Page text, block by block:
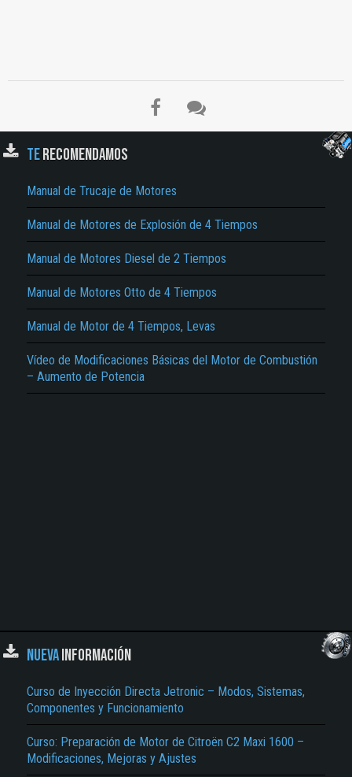
TERECOMENDAMOS
Manual de Trucaje de Motores
Manual de Motores de Explosión de 4 Tiempos
Manual de Motores Diesel de 2 Tiempos
Manual de Motores Otto de 4 Tiempos
Manual de Motor de 4 Tiempos, Levas
Vídeo de Modificaciones Básicas del Motor de Combustión
– Aumento de Potencia
NUEVAINFORMACIÓN
Curso de Inyección Directa Jetronic – Modos, Sistemas,
Componentes y Funcionamiento
Curso: Preparación de Motor de Citroën C2 Maxi 1600 –
Modificaciones, Mejoras y Ajustes
El Título es incorrecto según el contenido.
Texto o Imagen de portada son erróneos.
No carga o no se visualiza el contenido.